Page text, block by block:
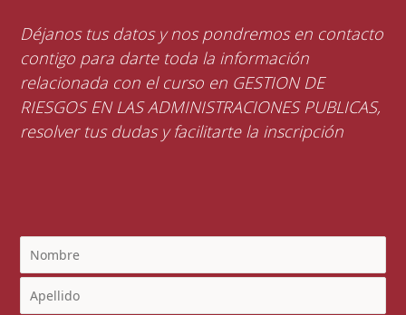
Déjanos tus datos y nos pondremos en contacto
contigo para darte toda la información
relacionada con el curso en GESTION DE
RIESGOS EN LAS ADMINISTRACIONES PUBLICAS,
resolver tus dudas y facilitarte la inscripción